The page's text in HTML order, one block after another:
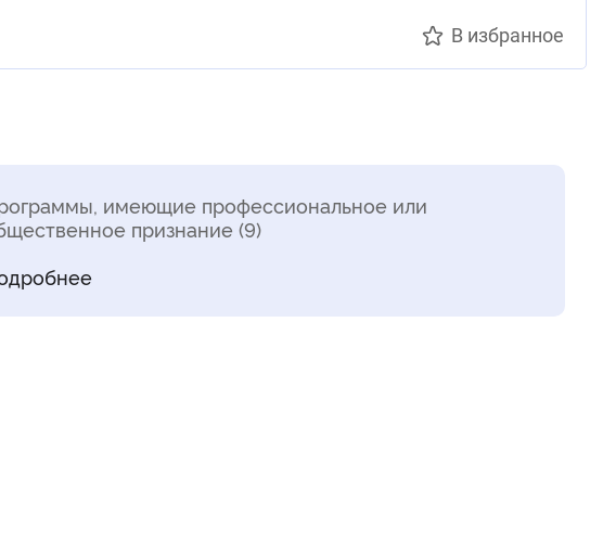
В избранное
имеющие профессиональное или
признание (9)